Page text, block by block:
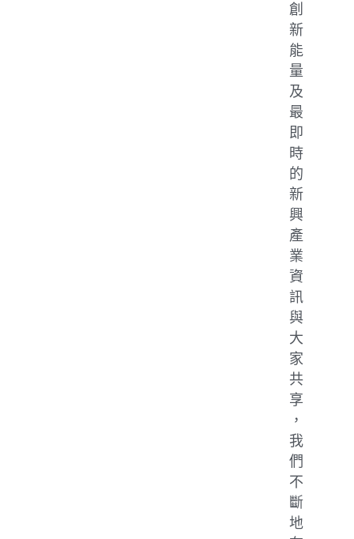
創
新
能
量
及
最
即
時
的
新
興
產
業
資
訊
與
大
家
共
享
，
我
們
不
斷
地